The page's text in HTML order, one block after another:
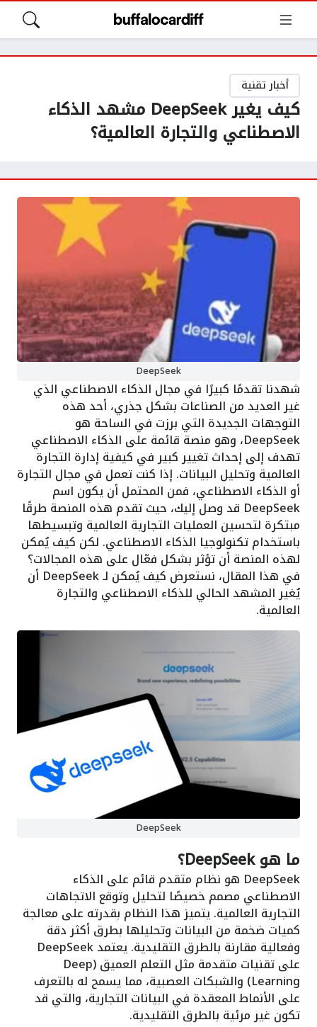
أخبار تقنية
كيف يغير DeepSeek مشهد الذكاء
الاصطناعي والتجارة العالمية؟
DeepSeek
شهدنا تقدمًا كبيرًا في مجال الذكاء الاصطناعي الذي
غير العديد من الصناعات بشكل جذري، أحد هذه
التوجهات الجديدة التي برزت في الساحة هو
DeepSeek، وهو منصة قائمة على الذكاء الاصطناعي
تهدف إلى إحداث تغيير كبير في كيفية إدارة التجارة
العالمية وتحليل البيانات. إذا كنت تعمل في مجال التجارة
أو الذكاء الاصطناعي، فمن المحتمل أن يكون اسم
DeepSeek قد وصل إليك، حيث تقدم هذه المنصة طرقًا
مبتكرة لتحسين العمليات التجارية العالمية وتبسيطها
باستخدام تكنولوجيا الذكاء الاصطناعي. لكن كيف يُمكن
لهذه المنصة أن تؤثر بشكل فعّال على هذه المجالات؟
في هذا المقال، نستعرض كيف يُمكن لـ DeepSeek أن
يُغير المشهد الحالي للذكاء الاصطناعي والتجارة
العالمية.
DeepSeek
ما هو DeepSeek؟
DeepSeek هو نظام متقدم قائم على الذكاء
الاصطناعي مصمم خصيصًا لتحليل وتوقع الاتجاهات
التجارية العالمية. يتميز هذا النظام بقدرته على معالجة
كميات ضخمة من البيانات وتحليلها بطرق أكثر دقة
وفعالية مقارنة بالطرق التقليدية. يعتمد DeepSeek
على تقنيات متقدمة مثل التعلم العميق (Deep
Learning) والشبكات العصبية، مما يسمح له بالتعرف
على الأنماط المعقدة في البيانات التجارية، والتي قد
تكون غير مرئية بالطرق التقليدية.